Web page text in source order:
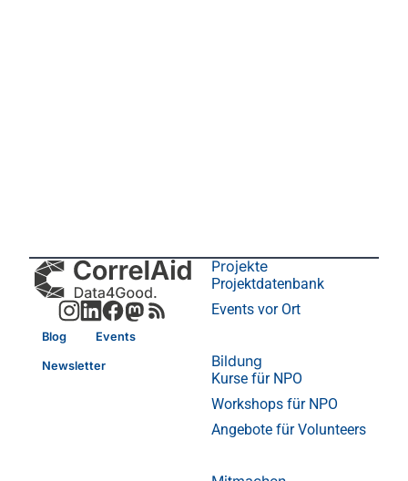
Blog Events
Newsletter
Projekte
Projektdatenbank
Events vor Ort
Bildung
Kurse für NPO
Workshops für NPO
Angebote für Volunteers